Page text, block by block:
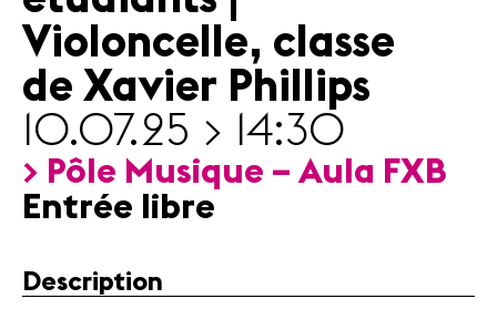
Actualités
Partenaires
Actualités
Concerts
Bénévoles
Médiation
Médias
Revue de
Violoncelle, classe
de Xavier Phillips
10.07.25 > 14:30
> Pôle Musique – Aula FXB
Entrée libre
Description